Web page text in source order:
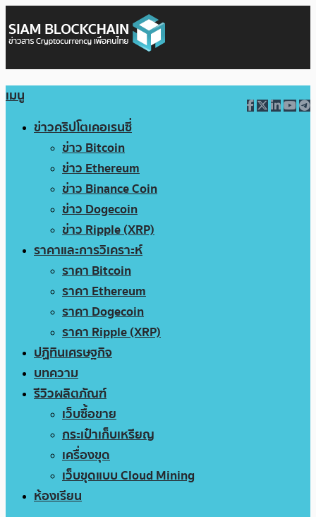
เมนู
ข่าวคริปโตเคอเรนซี่
ข่าว Bitcoin
ข่าว Ethereum
ข่าว Binance Coin
ข่าว Dogecoin
ข่าว Ripple (XRP)
ราคาและการวิเคราะห์
ราคา Bitcoin
ราคา Ethereum
ราคา Dogecoin
ราคา Ripple (XRP)
ปฏิทินเศรษฐกิจ
บทความ
รีวิวผลิตภัณฑ์
เว็บซื้อขาย
กระเป๋าเก็บเหรียญ
เครื่องขุด
เว็บขุดแบบ Cloud Mining
ห้องเรียน